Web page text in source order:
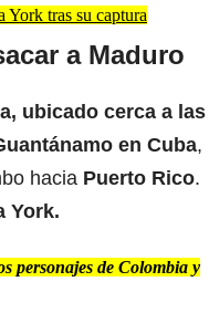
tras su captura
a Maduro
ubicado cerca a las
en Cuba,
hacia Puerto Rico.
York.
personajes de Colombia y